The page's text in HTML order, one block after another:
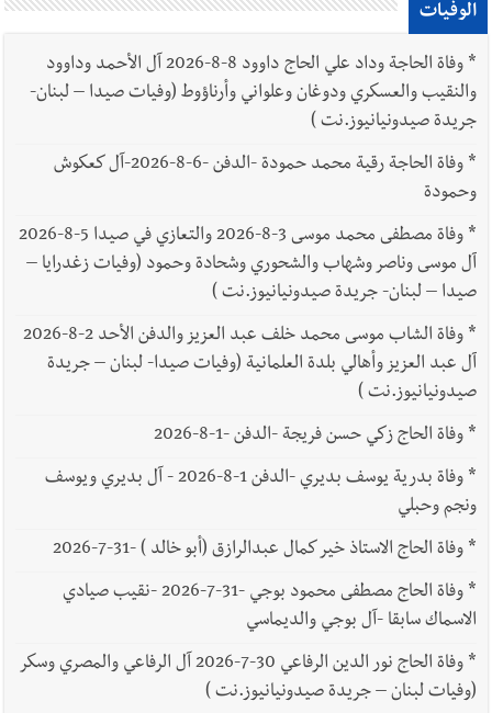
الوفيات
*
وفاة الحاجة وداد علي الحاج داوود 8-8-2026 آل الأحمد وداوود
والنقيب والعسكري ودوغان وعلواني وأرناؤوط (وفيات صيدا – لبنان-
جريدة صيدونيانيوز.نت )
*
وفاة الحاجة رقية محمد حمودة -الدفن -6-8-2026-آل كعكوش
وحمودة
*
وفاة مصطفى محمد موسى 3-8-2026 والتعازي في صيدا 5-8-2026
آل موسى وناصر وشهاب والشحوري وشحادة وحمود (وفيات زغدرايا –
صيدا – لبنان- جريدة صيدونيانيوز.نت )
*
وفاة الشاب موسى محمد خلف عبد العزيز والدفن الأحد 2-8-2026
آل عبد العزيز وأهالي بلدة العلمانية (وفيات صيدا- لبنان – جريدة
صيدونيانيوز.نت )
*وفاة الحاج زكي حسن فريجة -الدفن -1-8-2026
*
وفاة بدرية يوسف بديري -الدفن 1-8-2026 - آل بديري ويوسف
ونجم وحبلي
*وفاة الحاج الاستاذ خير كمال عبدالرازق (أبو خالد ) -31-7-2026
*
وفاة الحاج مصطفى محمود بوجي -31-7-2026 -نقيب صيادي
الاسماك سابقا -آل بوجي والديماسي
*
وفاة الحاج نور الدين الرفاعي 30-7-2026 آل الرفاعي والمصري وسكر
(وفيات لبنان – جريدة صيدونيانيوز.نت )